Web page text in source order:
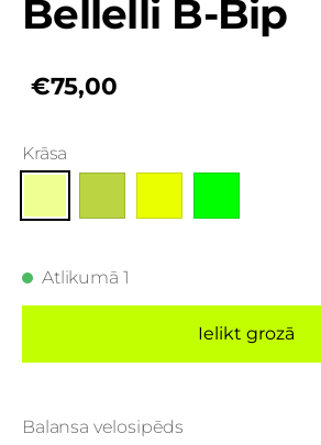
Bellelli B-Bip
€75,00
Krāsa
Atlikumā 1
Ielikt grozā
Balansa velosipēds